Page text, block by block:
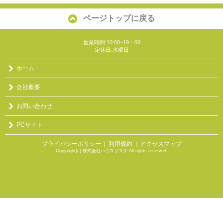
ページトップに戻る
営業時間:10:00~19：00
定休日:水曜日
ホーム
会社概要
お問い合わせ
PCサイト
プライバシーポリシー ｜ 利用規約 ｜アクセスマップ
Copyright(c) 株式会社ハウスリスタ All rights reserved.